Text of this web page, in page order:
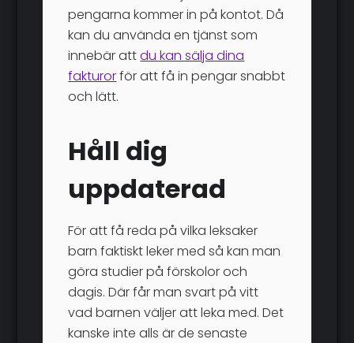
pengarna kommer in på kontot. Då
kan du använda en tjänst som
innebär attdu kan sälja dina
fakturorför att få in pengar snabbt
och lätt.
Håll dig
uppdaterad
För att få reda på vilka leksaker
barn faktiskt leker med så kan man
göra studier på förskolor och
dagis. Där får man svart på vitt
vad barnen väljer att leka med. Det
kanske inte alls är de senaste